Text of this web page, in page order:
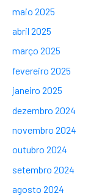
maio 2025
abril 2025
março 2025
fevereiro 2025
janeiro 2025
dezembro 2024
novembro 2024
outubro 2024
setembro 2024
agosto 2024